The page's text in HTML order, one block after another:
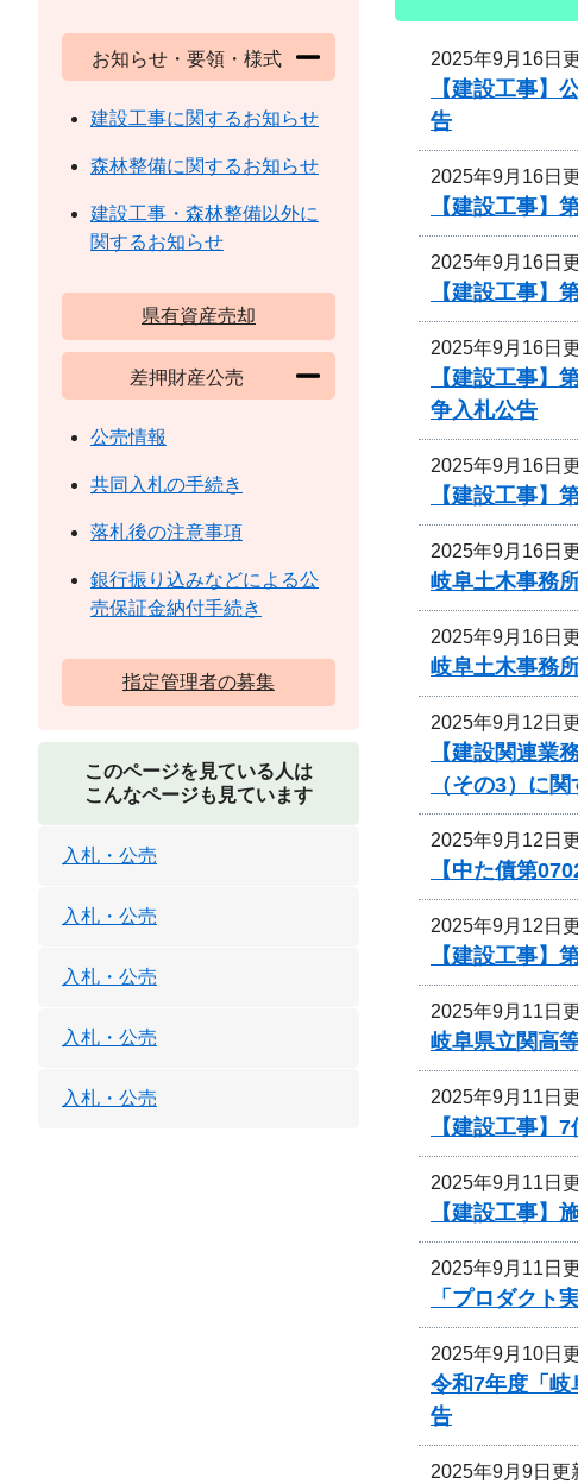
2025年9月16日
【建設工事
告
2025年9月16日
【建設工事】
2025年9月16日
【建設工事】
2025年9月16日
【建設工事
争入札公告
2025年9月16日
【建設工事
2025年9月16日
岐阜土木事務
2025年9月16日
岐阜土木事務
2025年9月12日
【建設関連業
（その3）に
2025年9月12日
【中た債第
2025年9月12日
【建設工事】
2025年9月11日
岐阜県立関高
2025年9月11日
【建設工事
2025年9月11日
【建設工事
2025年9月11日
「プロダクト
2025年9月10日
令和7年度「岐
告
2025年9月9日更
お知らせ・要領・様式
建設工事に関するお知らせ
森林整備に関するお知らせ
建設工事・森林整備以外に
関するお知らせ
県有資産売却
差押財産公売
公売情報
共同入札の手続き
落札後の注意事項
銀行振り込みなどによる公
売保証金納付手続き
指定管理者の募集
このページを見ている人は
こんなページも見ています
入札・公売
入札・公売
入札・公売
入札・公売
入札・公売